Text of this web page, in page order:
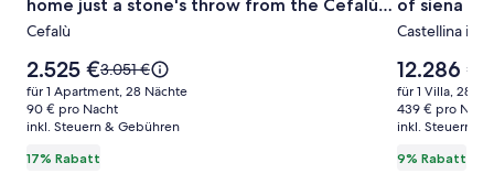
APARTMENT
—
Historic
Center
—
A
cozy
home just a stone's throw from the Cefalù
Cathedral
Cefalù
17% Rabatt
Der
Preis
beträgt
2.525 €.
2.525 €Der
alte
Preis
war
3.051 €
für 1 Apartment, 28 Nächte
90 € pro Nacht
inkl. Steuern & Gebühren
villa
in
the
heart
of
chianti
with
of siena
Castellina in
9% Rabatt
Der
Preis
beträgt
12.286 €.
12.286 €
für 1 Villa, 28
439 € pro Nacht
inkl. Steuern &